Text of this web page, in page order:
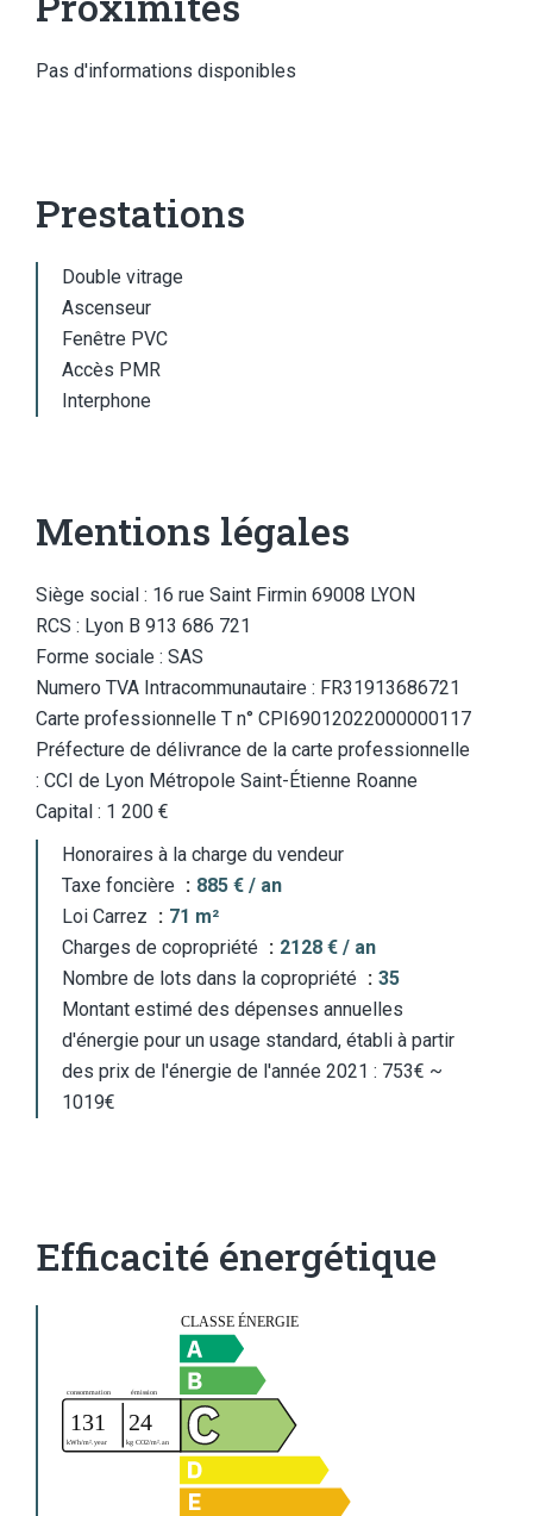
Pas d'informations disponibles
Prestations
Double vitrage
Ascenseur
Fenêtre PVC
Accès PMR
Interphone
Mentions légales
Siège social : 16 rue Saint Firmin 69008 LYON
RCS : Lyon B 913 686 721
Forme sociale : SAS
Numero TVA Intracommunautaire : FR31913686721
Carte professionnelle T n° CPI69012022000000117
Préfecture de délivrance de la carte professionnelle
: CCI de Lyon Métropole Saint-Étienne Roanne
Capital : 1 200 €
Honoraires à la charge du vendeur
Taxe foncière
885 € / an
Loi Carrez
71 m²
Charges de copropriété
2128 € / an
Nombre de lots dans la copropriété
35
Montant estimé des dépenses annuelles
d'énergie pour un usage standard, établi à partir
des prix de l'énergie de l'année 2021 : 753€ ~
1019€
Efficacité énergétique